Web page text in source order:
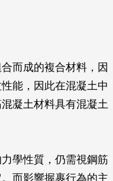
而成的複合材料，因
能，因此在混凝土中
凝土材料具有混凝土
學性質，仍需視鋼筋
而影響握裹行為的主